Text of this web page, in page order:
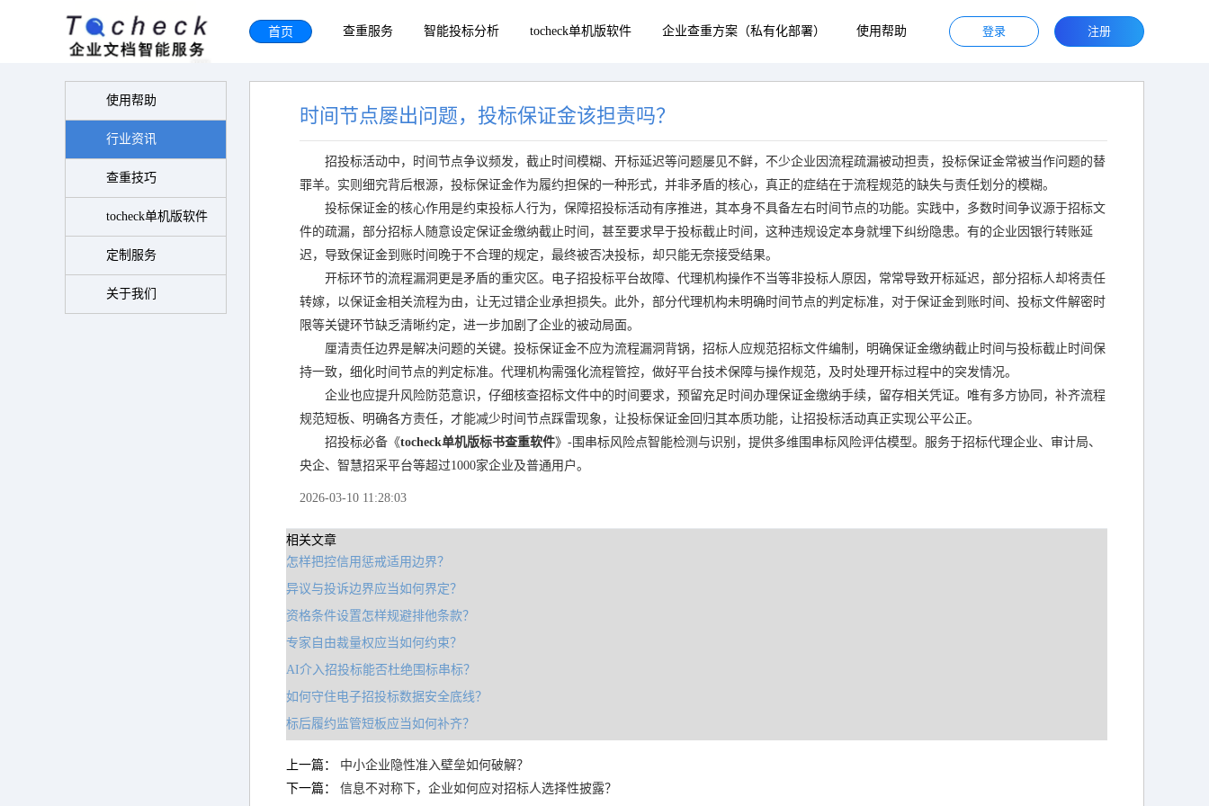
首页 查重服务 智能投标分析 tocheck单机版软件 企业查重方案（私有化部署） 使用帮助 登录 注册
使用帮助
行业资讯
查重技巧
tocheck单机版软件
定制服务
关于我们
时间节点屡出问题，投标保证金该担责吗？
招投标活动中，时间节点争议频发，截止时间模糊、开标延迟等问题屡见不鲜，不少企业因流程疏漏被动担责，投标保证金常被当作问题的替
罪羊。实则细究背后根源，投标保证金作为履约担保的一种形式，并非矛盾的核心，真正的症结在于流程规范的缺失与责任划分的模糊。
投标保证金的核心作用是约束投标人行为，保障招投标活动有序推进，其本身不具备左右时间节点的功能。实践中，多数时间争议源于招标文
件的疏漏，部分招标人随意设定保证金缴纳截止时间，甚至要求早于投标截止时间，这种违规设定本身就埋下纠纷隐患。有的企业因银行转账延
迟，导致保证金到账时间晚于不合理的规定，最终被否决投标，却只能无奈接受结果。
开标环节的流程漏洞更是矛盾的重灾区。电子招投标平台故障、代理机构操作不当等非投标人原因，常常导致开标延迟，部分招标人却将责任
转嫁，以保证金相关流程为由，让无过错企业承担损失。此外，部分代理机构未明确时间节点的判定标准，对于保证金到账时间、投标文件解密时
限等关键环节缺乏清晰约定，进一步加剧了企业的被动局面。
厘清责任边界是解决问题的关键。投标保证金不应为流程漏洞背锅，招标人应规范招标文件编制，明确保证金缴纳截止时间与投标截止时间保
持一致，细化时间节点的判定标准。代理机构需强化流程管控，做好平台技术保障与操作规范，及时处理开标过程中的突发情况。
企业也应提升风险防范意识，仔细核查招标文件中的时间要求，预留充足时间办理保证金缴纳手续，留存相关凭证。唯有多方协同，补齐流程
规范短板、明确各方责任，才能减少时间节点踩雷现象，让投标保证金回归其本质功能，让招投标活动真正实现公平公正。
招投标必备《tocheck单机版标书查重软件》-围串标风险点智能检测与识别，提供多维围串标风险评估模型。服务于招标代理企业、审计局、
央企、智慧招采平台等超过1000家企业及普通用户。
2026-03-10 11:28:03
相关文章
怎样把控信用惩戒适用边界？
异议与投诉边界应当如何界定？
资格条件设置怎样规避排他条款？
专家自由裁量权应当如何约束？
AI介入招投标能否杜绝围标串标？
如何守住电子招投标数据安全底线？
标后履约监管短板应当如何补齐？
上一篇： 中小企业隐性准入壁垒如何破解？
下一篇： 信息不对称下，企业如何应对招标人选择性披露？